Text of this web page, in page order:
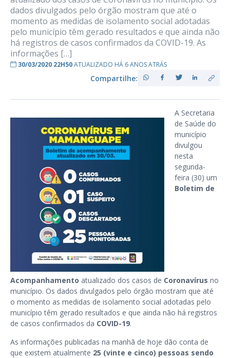
dados divulgados pelo órgão mostram que até o
momento as medidas de isolamento social adotadas
pelo município têm gerado resultados e que ainda não
há registros de casos confirmados da COVID-19. As
informações […]
30/03/2020 22H50ATUALIZADO HÁ 6 ANOS ATRÁS
Compartilhe:
A Secretaria
de Saúde do
município
divulgou
nesta
segunda-
feira (30) um
Boletim de
Acompanhamento atualizado dos casos de Coronavírus no
município. Os dados divulgados pelo órgão mostram que até
o momento as medidas de isolamento social adotadas pelo
município têm gerado resultados e que ainda não há registros
de casos confirmados da COVID-19.
As informações publicadas na manhã de hoje dão conta de
que existem atualmente 25 (vinte e cinco) pessoas sendo